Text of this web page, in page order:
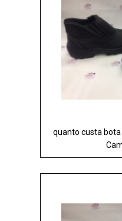
quanto custa